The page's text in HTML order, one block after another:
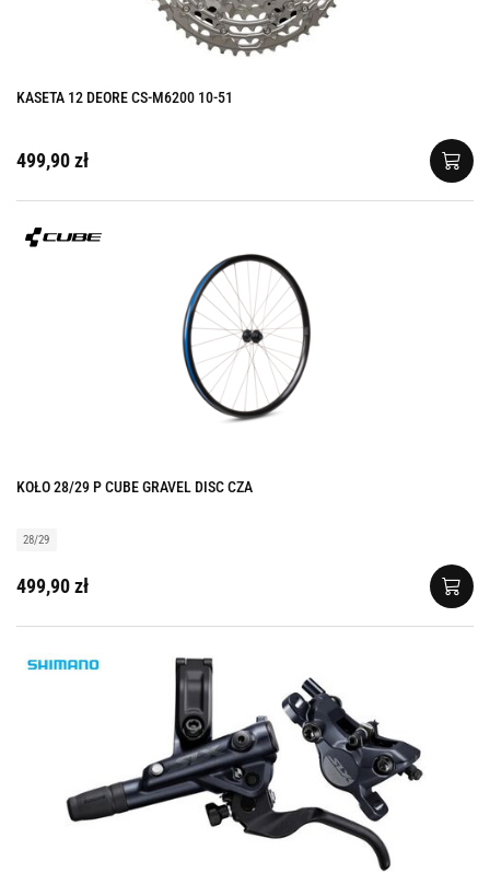
KASETA 12 DEORE CS-M6200 10-51
499,90 zł
KOŁO 28/29 P CUBE GRAVEL DISC CZA
28/29
499,90 zł